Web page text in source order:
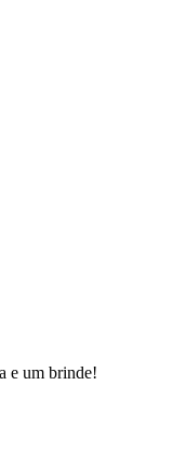
e um brinde!